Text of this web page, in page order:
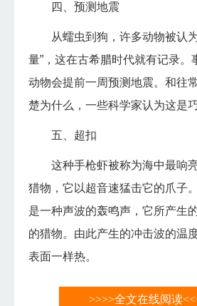
四、预测地震
从蠕虫到狗，许多动物被认
量”，这在古希腊时代就有记录。
动物会提前一周预测地震。和往
楚为什么，一些科学家认为这是巧
五、超扣
这种手枪虾被称为海中最响
猎物，它以超音速猛击它的爪子
是一种声波的轰鸣声，它所产生
的猎物。由此产生的冲击波的温
表面一样热。
>>>>全文在线阅读